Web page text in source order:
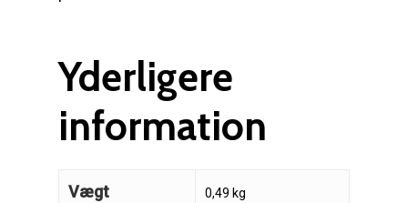
'
Yderligere
information
Vægt 0,49 kg